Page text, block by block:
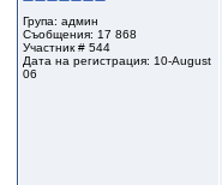
Група: админ
Съобщения: 17 868
Участник # 544
Дата на регистрация: 10-August
06